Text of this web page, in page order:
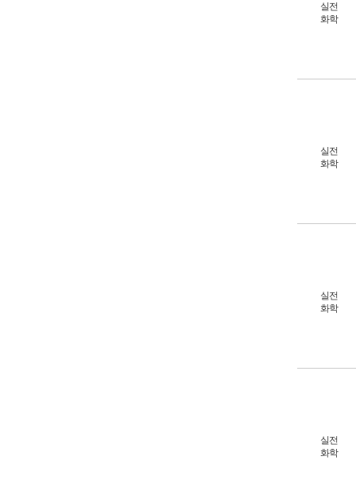
실전
화학
실전
화학
실전
화학
실전
화학